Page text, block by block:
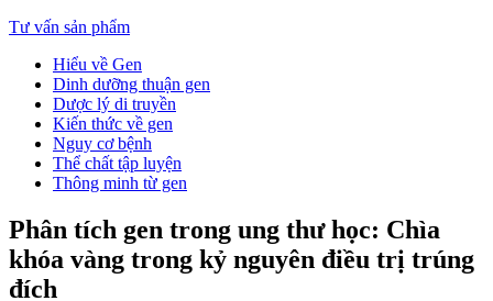
Tư vấn sản phẩm
Hiểu về Gen
Dinh dưỡng thuận gen
Dược lý di truyền
Kiến thức về gen
Nguy cơ bệnh
Thể chất tập luyện
Thông minh từ gen
Phân tích gen trong ung thư học: Chìa
khóa vàng trong kỷ nguyên điều trị trúng
đích